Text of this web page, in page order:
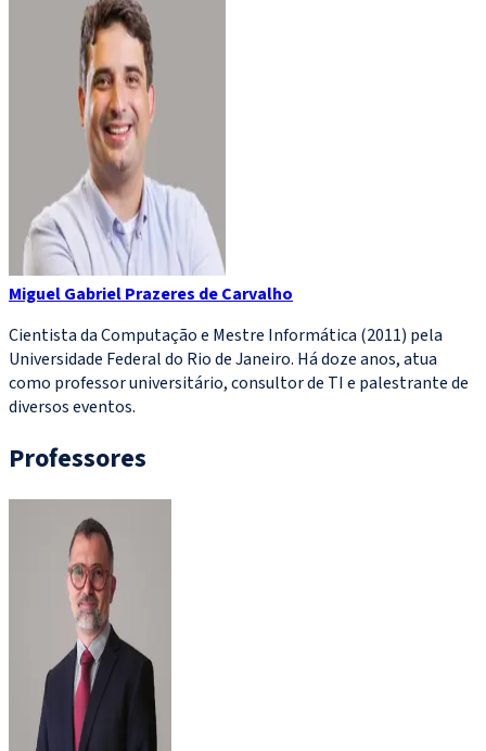
Miguel Gabriel Prazeres de Carvalho
Cientista da Computação e Mestre Informática (2011) pela
Universidade Federal do Rio de Janeiro. Há doze anos, atua
como professor universitário, consultor de TI e palestrante de
diversos eventos.
Professores